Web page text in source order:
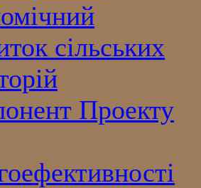
сільських
Проекту